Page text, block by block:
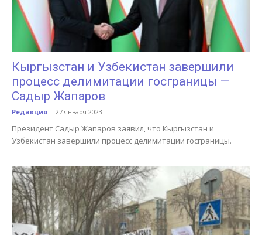
Кыргызстан и Узбекистан завершили
процесс делимитации госграницы —
Садыр Жапаров
Редакция - 27 января 2023
Президент Садыр Жапаров заявил, что Кыргызстан и
Узбекистан завершили процесс делимитации госграницы.